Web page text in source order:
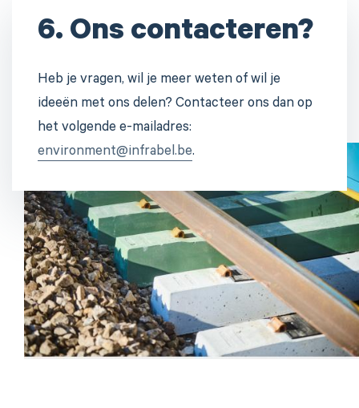
6. Ons contacteren?
Heb je vragen, wil je meer weten of wil je
ideeën met ons delen? Contacteer ons dan op
het volgende e-mailadres:
environment@infrabel.be.